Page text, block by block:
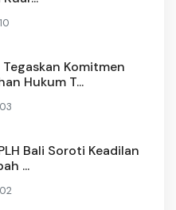
Tegaskan Komitmen
Hukum T...
Bali Soroti Keadilan
...